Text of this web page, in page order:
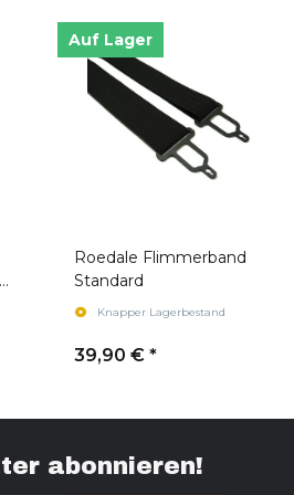
Auf Lager
Roedale Flimmerband
Standard
Knapper Lagerbestand
39,90 € *
abonnieren!